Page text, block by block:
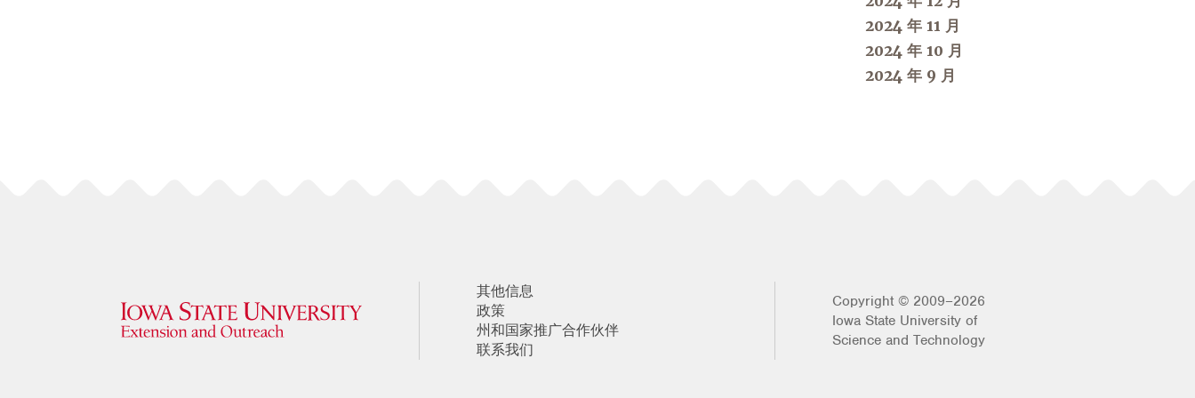
2024 年 11 月
2024 年 10 月
2024 年 9 月
其他信息
政策
州和国家推广合作伙伴
联系我们
Copyright © 2009–2026
Iowa State University of
Science and Technology